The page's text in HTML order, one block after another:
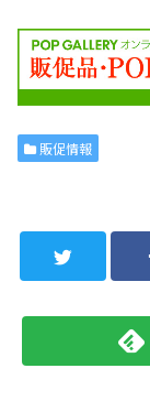
販促情報